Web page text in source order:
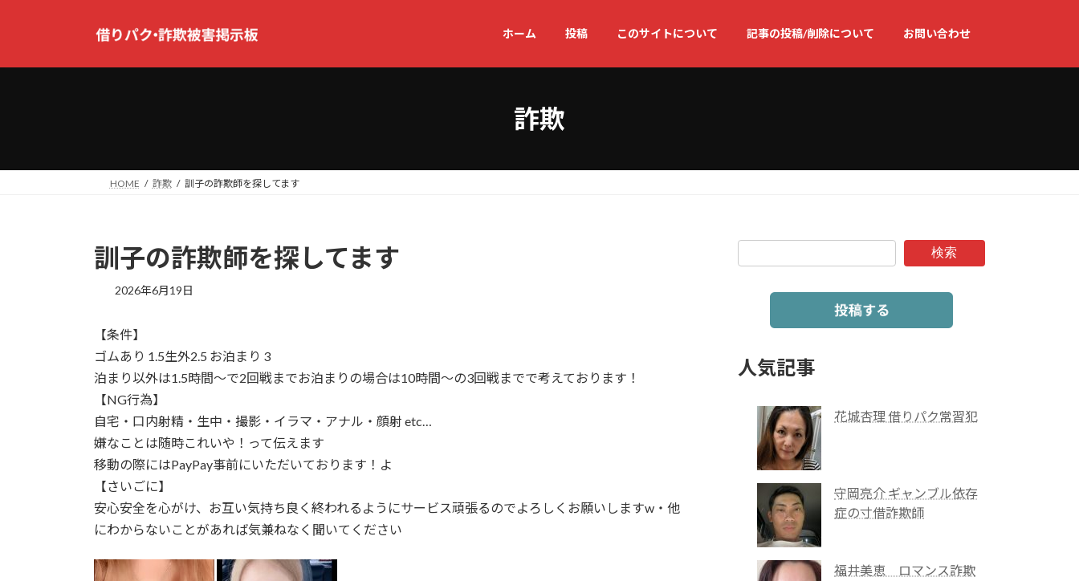
ン
ー
ホーム 投稿 このサイトについて 記事の投稿/削除について お問い合わせ
詐欺
HOME 詐欺 訓子の詐欺師を探してます
訓子の詐欺師を探してます
2026年6月19日
【条件】
ゴムあり 1.5生外2.5 お泊まり 3
泊まり以外は1.5時間〜で2回戦までお泊まりの場合は10時間～の3回戦までで考えております！
【NG行為】
自宅・口内射精・生中・撮影・イラマ・アナル・顔射 etc…
嫌なことは随時これいや！って伝えます
移動の際にはPayPay事前にいただいております！よ
【さいごに】
安心安全を心がけ、お互い気持ち良く終われるようにサービス頑張るのでよろしくお願いしますw・他
にわからないことがあれば気兼ねなく聞いてください
検索
人気記事
花城杏理 借りパク常習犯
守岡亮介 ギャンブル依存
症の寸借詐欺師
福井美恵 ロマンス詐欺